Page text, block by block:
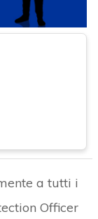
a tutti i
Officer